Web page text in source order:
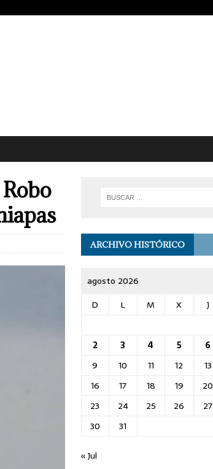
ARCHIVO HISTÓRICO
agosto 2026
D
L M X J
2
3 4 5 6
9
10 11 12 13
16
17 18 19 20
23
24 25 26 27
30
31
« Jul